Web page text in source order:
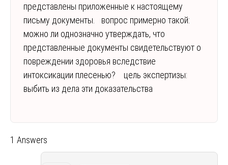
представлены приложенные к настоящему
письму документы. вопрос примерно такой:
можно ли однозначно утверждать, что
представленные документы свидетельствуют о
повреждении здоровья вследствие
интоксикации плесенью? цель экспертизы:
выбить из дела эти доказательства
1 Answers